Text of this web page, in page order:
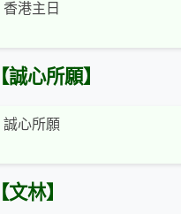
香港主日
【誠心所願】
誠心所願
【文林】